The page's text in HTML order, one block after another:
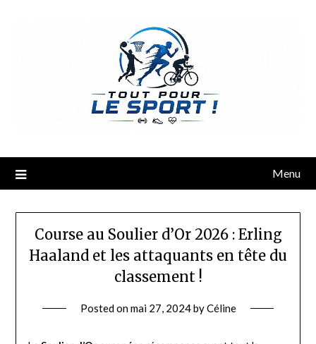
Menu
Course au Soulier d’Or 2026 : Erling
Haaland et les attaquants en tête du
classement !
Posted onmai 27, 2024byCéline